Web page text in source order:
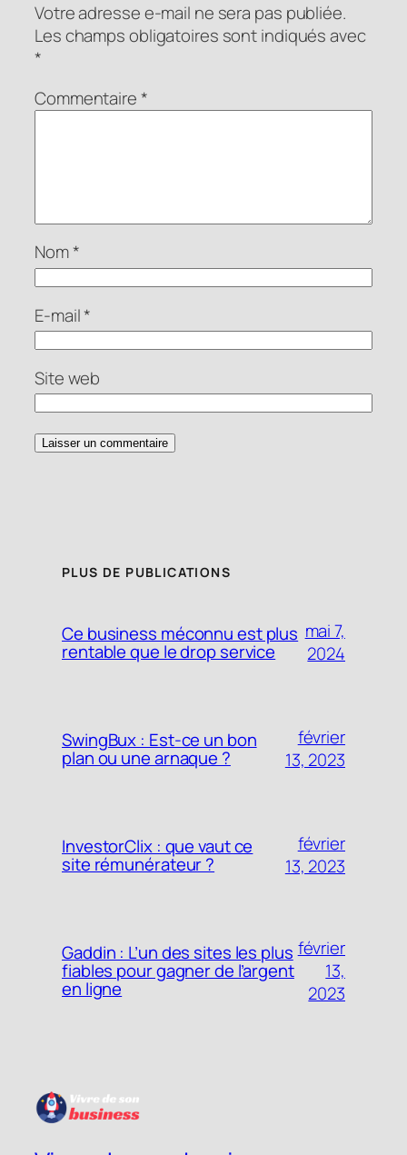
Votre adresse e-mail ne sera pas publiée.
Les champs obligatoires sont indiqués avec
*
Commentaire*
Nom*
E-mail*
Site web
PLUS DE PUBLICATIONS
Ce business méconnu est plus
rentable que le drop service
mai 7,
2024
SwingBux : Est-ce un bon
plan ou une arnaque ?
février
13, 2023
InvestorClix : que vaut ce
site rémunérateur ?
février
13, 2023
Gaddin : L’un des sites les plus
fiables pour gagner de l’argent
en ligne
février
13,
2023